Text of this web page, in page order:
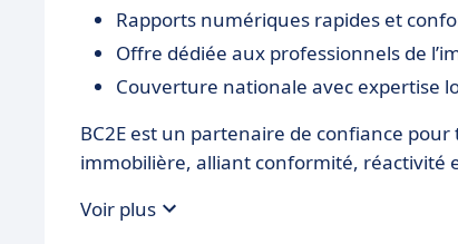
Rapports numériques rapides et
Offre dédiée aux professionnels de
Couverture nationale avec expertise
BC2E est un partenaire de confiance
immobilière, alliant conformité, réactivité
Voir plus